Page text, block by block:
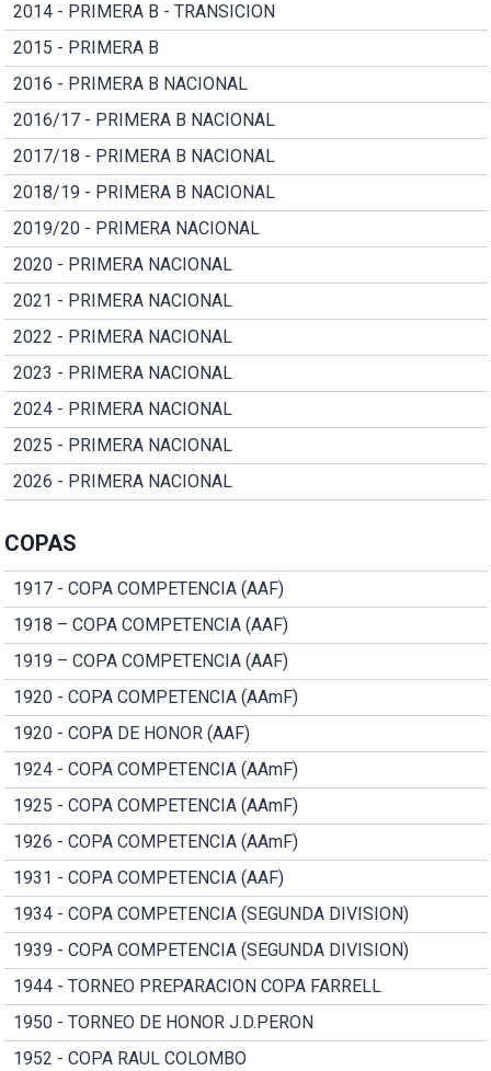
2014 - PRIMERA B - TRANSICION
2015 - PRIMERA B
2016 - PRIMERA B NACIONAL
2016/17 - PRIMERA B NACIONAL
2017/18 - PRIMERA B NACIONAL
2018/19 - PRIMERA B NACIONAL
2019/20 - PRIMERA NACIONAL
2020 - PRIMERA NACIONAL
2021 - PRIMERA NACIONAL
2022 - PRIMERA NACIONAL
2023 - PRIMERA NACIONAL
2024 - PRIMERA NACIONAL
2025 - PRIMERA NACIONAL
2026 - PRIMERA NACIONAL
COPAS
1917 - COPA COMPETENCIA (AAF)
1918 – COPA COMPETENCIA (AAF)
1919 – COPA COMPETENCIA (AAF)
1920 - COPA COMPETENCIA (AAmF)
1920 - COPA DE HONOR (AAF)
1924 - COPA COMPETENCIA (AAmF)
1925 - COPA COMPETENCIA (AAmF)
1926 - COPA COMPETENCIA (AAmF)
1931 - COPA COMPETENCIA (AAF)
1934 - COPA COMPETENCIA (SEGUNDA DIVISION)
1939 - COPA COMPETENCIA (SEGUNDA DIVISION)
1944 - TORNEO PREPARACION COPA FARRELL
1950 - TORNEO DE HONOR J.D.PERON
1952 - COPA RAUL COLOMBO